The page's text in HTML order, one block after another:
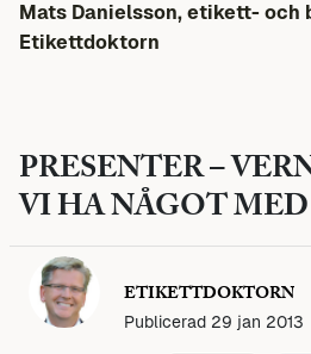
Mats Danielsson, etikett- och
Etikettdoktorn
PRESENTER –
VI HA NÅGOT MED
ETIKETTDOKTORN
Publicerad 29 jan 2013